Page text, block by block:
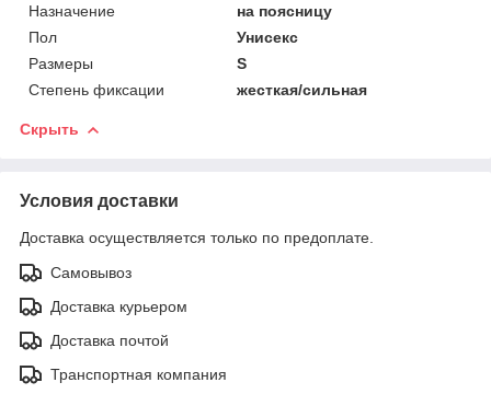
Назначение
на поясницу
Пол
Унисекс
Размеры
S
Степень фиксации
жесткая/сильная
Скрыть
Условия доставки
Доставка осуществляется только по предоплате.
Самовывоз
Доставка курьером
Доставка почтой
Транспортная компания